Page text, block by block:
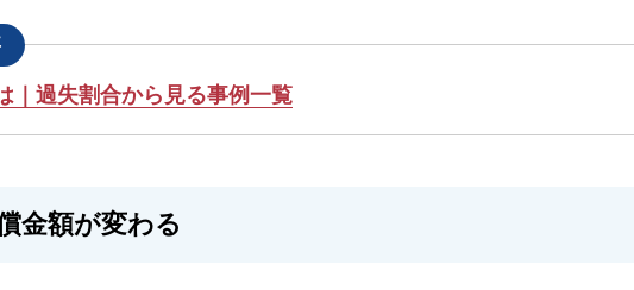
｜過失割合から見る事例一覧
金額が変わる